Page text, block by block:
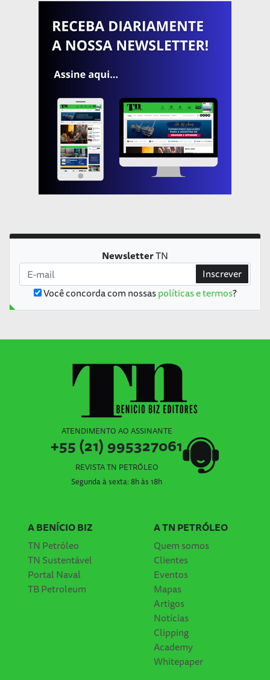
NewsletterTN
Você concorda com nossaspolíticas e termos?
Inscrever
ATENDIMENTO AO ASSINANTE
+55 (21) 995327061
REVISTA TN PETRÓLEO
Segunda à sexta: 8h às 18h
A BENÍCIO BIZ
TN Petróleo
TN Sustentável
Portal Naval
TB Petroleum
A TN PETRÓLEO
Quem somos
Clientes
Eventos
Mapas
Artigos
Notícias
Clipping
Academy
Whitepaper